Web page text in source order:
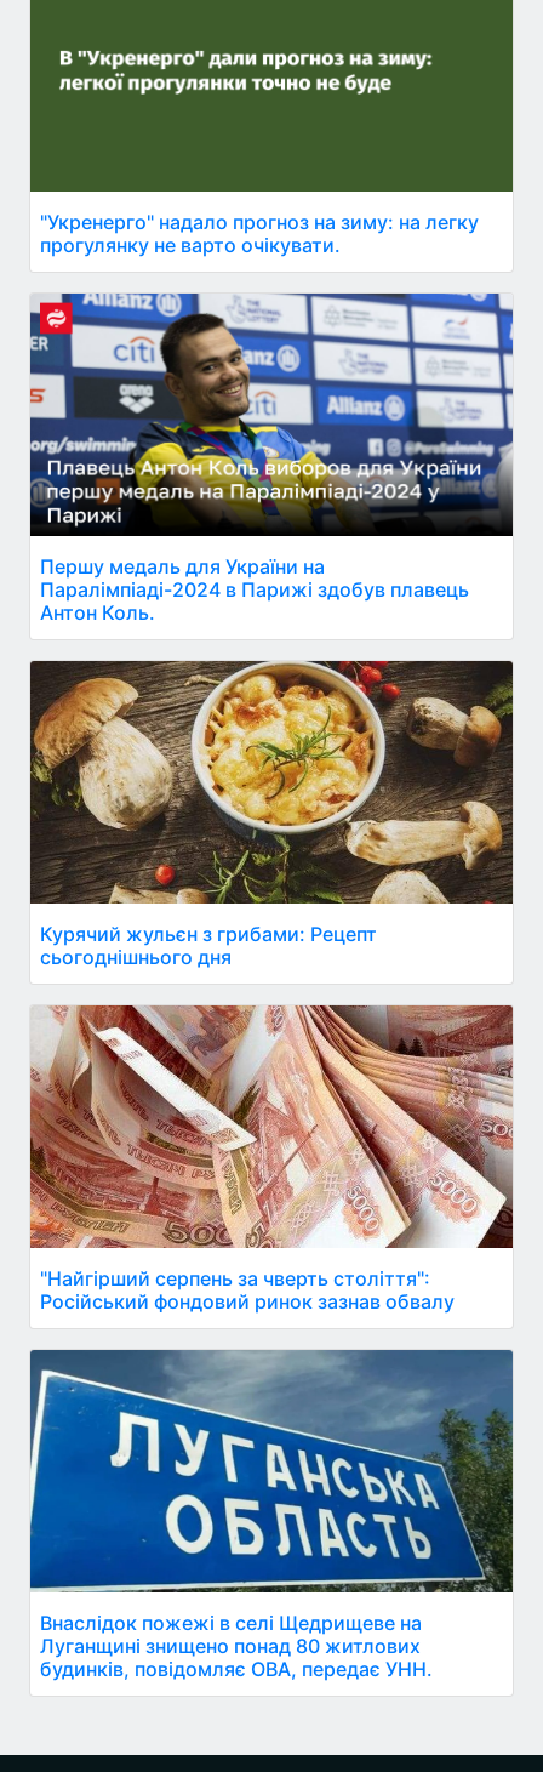
"Укренерго" надало прогноз на зиму: на легку
прогулянку не варто очікувати.
Першу медаль для України на
Паралімпіаді-2024 в Парижі здобув плавець
Антон Коль.
Курячий жульєн з грибами: Рецепт
сьогоднішнього дня
"Найгірший серпень за чверть століття":
Російський фондовий ринок зазнав обвалу
Внаслідок пожежі в селі Щедрищеве на
Луганщині знищено понад 80 житлових
будинків, повідомляє ОВА, передає УНН.